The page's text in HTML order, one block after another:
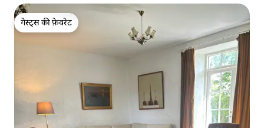
गेस्ट्स की फ़ेवरेट
गेस्ट्स की फ़ेवरेट